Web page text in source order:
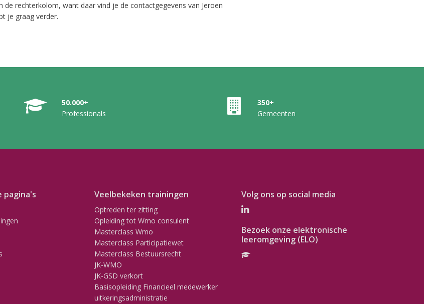
de rechterkolom, want daar vind je de contactgegevens van Jeroen
je graag verder.
50.000+
Professionals
350+
Gemeenten
pagina's Veelbekeken trainingen
Optreden ter zitting
Opleiding tot Wmo consulent
Masterclass Wmo
Masterclass Participatiewet
Masterclass Bestuursrecht
JK-WMO
JK-GSD verkort
Basisopleiding Financieel medewerker
uitkeringsadministratie
Volg ons op social media
Bezoek onze elektronische
leeromgeving (ELO)